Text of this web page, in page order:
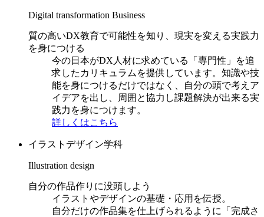
Digital transformation Business
質の高いDX教育で可能性を知り、現実を変える実践力
を身につける
今の日本がDX人材に求めている「専門性」を追
求したカリキュラムを提供しています。知識や技
能を身につけるだけではなく、自分の頭で考えア
イデアを出し、周囲と協力し課題解決が出来る実
践力を身につけます。
詳しくはこちら
イラストデザイン学科
Illustration design
自分の作品作りに没頭しよう
イラストやデザインの基礎・応用を伝授。
自分だけの作品集を仕上げられるように「完成さ